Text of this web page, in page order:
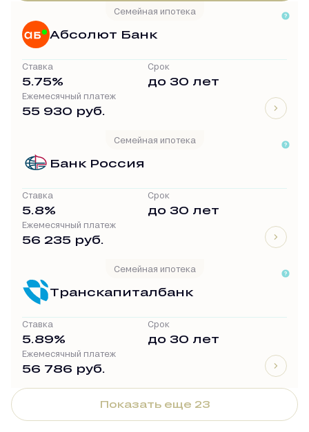
Семейная ипотека
Абсолют Банк
Ставка
5.75%
Срок
до 30 лет
Ежемесячный платеж
55 930 руб.
Семейная ипотека
Банк Россия
Ставка
5.8%
Срок
до 30 лет
Ежемесячный платеж
56 235 руб.
Семейная ипотека
Транскапиталбанк
Ставка
5.89%
Срок
до 30 лет
Ежемесячный платеж
56 786 руб.
Показать еще 23